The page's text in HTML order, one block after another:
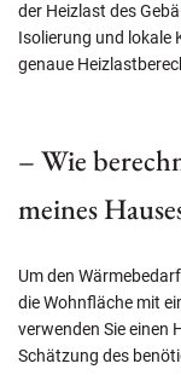
der Heizlast des
Isolierung und lokale
genaue
– Wie
meines
Um den
die Wohnfläche mit
verwenden Sie einen
Schätzung des